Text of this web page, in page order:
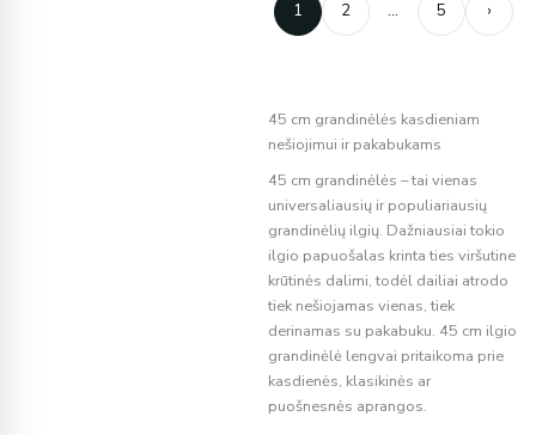
1 2 … 5 ›
45 cm grandinėlės kasdieniam
nešiojimui ir pakabukams
45 cm grandinėlės – tai vienas
universaliausių ir populiariausių
grandinėlių ilgių. Dažniausiai tokio
ilgio papuošalas krinta ties viršutine
krūtinės dalimi, todėl dailiai atrodo
tiek nešiojamas vienas, tiek
derinamas su pakabuku. 45 cm ilgio
grandinėlė lengvai pritaikoma prie
kasdienės, klasikinės ar
puošnesnės aprangos.